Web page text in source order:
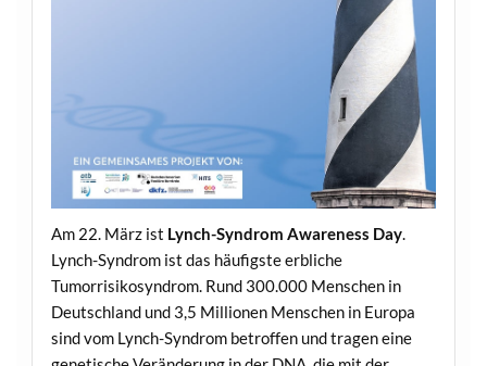
Am 22. März ist Lynch-Syndrom Awareness Day.
Lynch-Syndrom ist das häufigste erbliche
Tumorrisikosyndrom. Rund 300.000 Menschen in
Deutschland und 3,5 Millionen Menschen in Europa
sind vom Lynch-Syndrom betroffen und tragen eine